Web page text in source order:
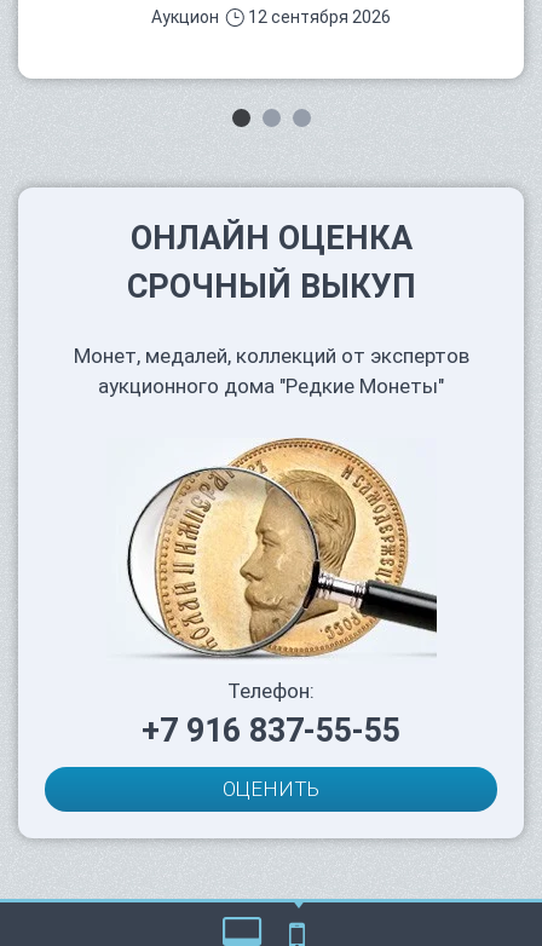
Аукцион 12 сентября 2026
ОНЛАЙН ОЦЕНКА
СРОЧНЫЙ ВЫКУП
Монет, медалей, коллекций от экспертов
аукционного дома "Редкие Монеты"
Телефон:
+7 916 837-55-55
ОЦЕНИТЬ